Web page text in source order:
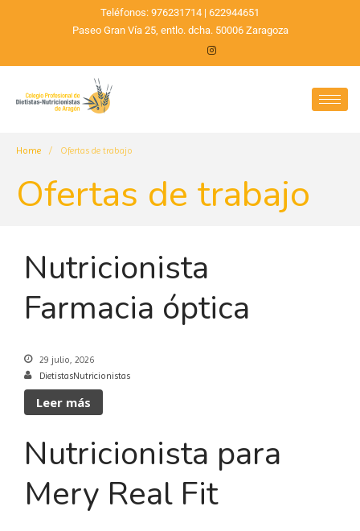
Teléfonos: 976231714 | 622944651
Paseo Gran Vía 25, entlo. dcha. 50006 Zaragoza
Home / Ofertas de trabajo
Ofertas de trabajo
Nutricionista
Farmacia óptica
29 julio, 2026
DietistasNutricionistas
Leer más
Nutricionista para
Mery Real Fit